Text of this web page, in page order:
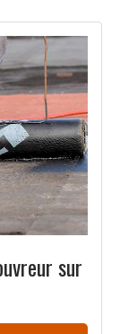
sur